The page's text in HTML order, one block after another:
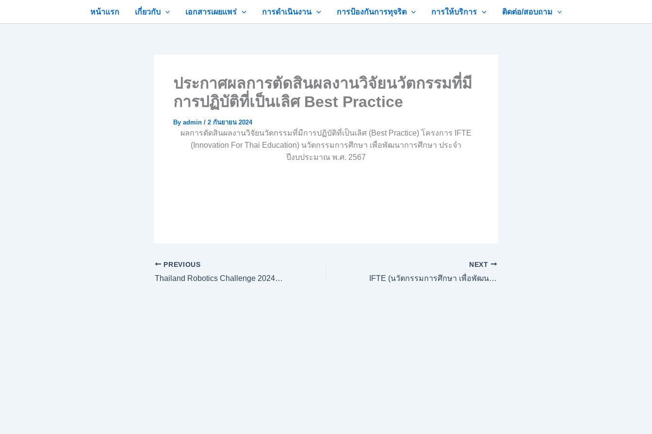
หน้าแรก เกี่ยวกับ เอกสารเผยแพร่ การดำเนินงาน การป้องกันการทุจริต การให้บริการ ติดต่อ/สอบถาม
ประกาศผลการตัดสินผลงานวิจัยนวัตกรรมที่มี
การปฏิบัติที่เป็นเลิศ Best Practice
By admin / 2 กันยายน 2024
ผลการตัดสินผลงานวิจัยนวัตกรรมที่มีการปฏิบัติที่เป็นเลิศ (Best Practice) โครงการ IFTE
(Innovation For Thai Education) นวัตกรรมการศึกษา เพื่อพัฒนาการศึกษา ประจำ
ปีงบประมาณ พ.ศ. 2567
PREVIOUS
Thailand Robotics Challenge 2024 ครั้งที่ 6
NEXT
IFTE (นวัตกรรมการศึกษา เพื่อพัฒนาการศึกษา)